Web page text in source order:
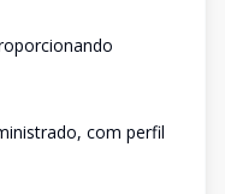
com perfil